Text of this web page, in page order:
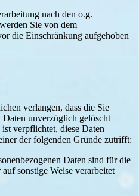
nach den o.g.
Sie von dem
die Einschränkung aufgehoben
verlangen, dass die Sie
Daten unverzüglich gelöscht
verpflichtet, diese Daten
der folgenden Gründe zutrifft:
Daten sind für die
sonstige Weise verarbeitet